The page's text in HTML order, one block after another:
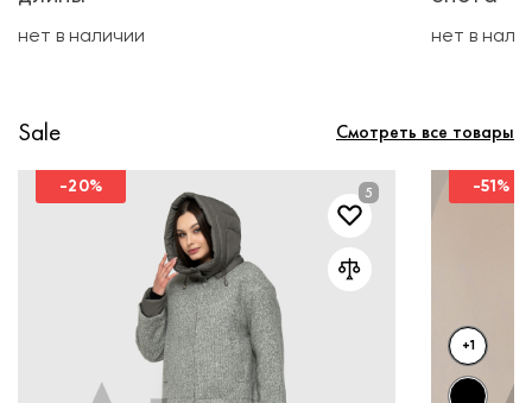
нет в наличии нет в
Sale Смотреть все товары
-20% -51%
+1